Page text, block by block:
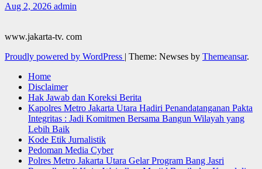
Aug 2, 2026 admin
www.jakarta-tv. com
Proudly powered by WordPress | Theme: Newses by Themeansar.
Home
Disclaimer
Hak Jawab dan Koreksi Berita
Kapolres Metro Jakarta Utara Hadiri Penandatanganan Pakta
Integritas : Jadi Komitmen Bersama Bangun Wilayah yang
Lebih Baik
Kode Etik Jurnalistik
Pedoman Media Cyber
Polres Metro Jakarta Utara Gelar Program Bang Jasri